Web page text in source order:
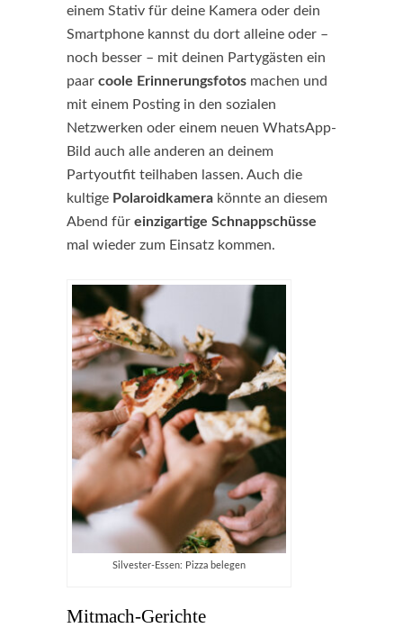
einem Stativ für deine Kamera oder dein
Smartphone kannst du dort alleine oder –
noch besser – mit deinen Partygästen ein
paar coole Erinnerungsfotos machen und
mit einem Posting in den sozialen
Netzwerken oder einem neuen WhatsApp-
Bild auch alle anderen an deinem
Partyoutfit teilhaben lassen. Auch die
kultige Polaroidkamera könnte an diesem
Abend für einzigartige Schnappschüsse
mal wieder zum Einsatz kommen.
Silvester-Essen: Pizza belegen
Mitmach-Gerichte